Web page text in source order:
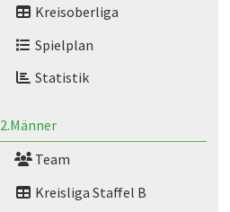
Kreisoberliga
Spielplan
Statistik
2.Männer
Team
Kreisliga Staffel B